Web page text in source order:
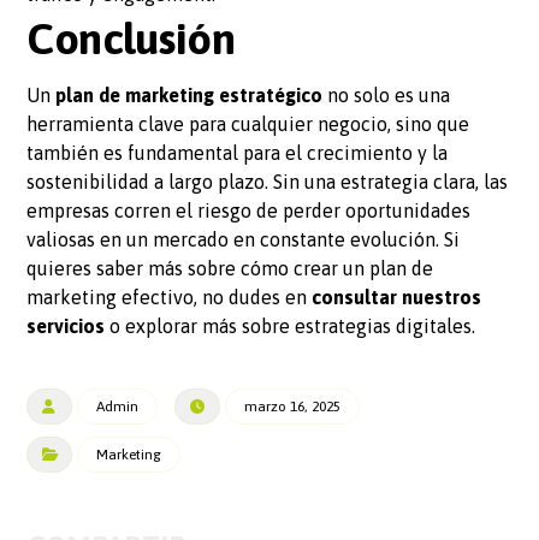
Conclusión
Un plan de marketing estratégico no solo es una
herramienta clave para cualquier negocio, sino que
también es fundamental para el crecimiento y la
sostenibilidad a largo plazo. Sin una estrategia clara, las
empresas corren el riesgo de perder oportunidades
valiosas en un mercado en constante evolución. Si
quieres saber más sobre cómo crear un plan de
marketing efectivo, no dudes en consultar nuestros
servicios o explorar más sobre estrategias digitales.
Admin marzo 16, 2025
Marketing